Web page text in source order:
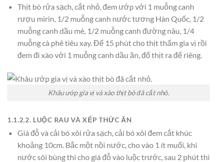
Thịt bò rửa sạch, cắt nhỏ, đem ướp với 1 muỗng canh
rượu mirin, 1/2 muỗng canh nước tương Hàn Quốc, 1/2
muỗng canh dầu mè, 1/2 muỗng canh đường nâu, 1/4
muỗng cà phê tiêu xay. Để 15 phút cho thịt thấm gia vị rồi
đem đi xào với 1 muỗng canh dầu ăn, đổ thịt ra để riêng.
Khâu ướp gia vị và xào thịt bò đã cắt nhỏ.
1.1.2.2. LUỘC RAU VÀ XẾP THỨC ĂN
Giá đỗ và cải bó xôi rửa sạch, cải bó xôi đem cắt khúc
khoảng 10cm. Bắc một nồi nước, cho vào 1 ít muối, khi
nước sôi bùng thì cho giá đỗ vào luộc trước, sau 2 phút thì